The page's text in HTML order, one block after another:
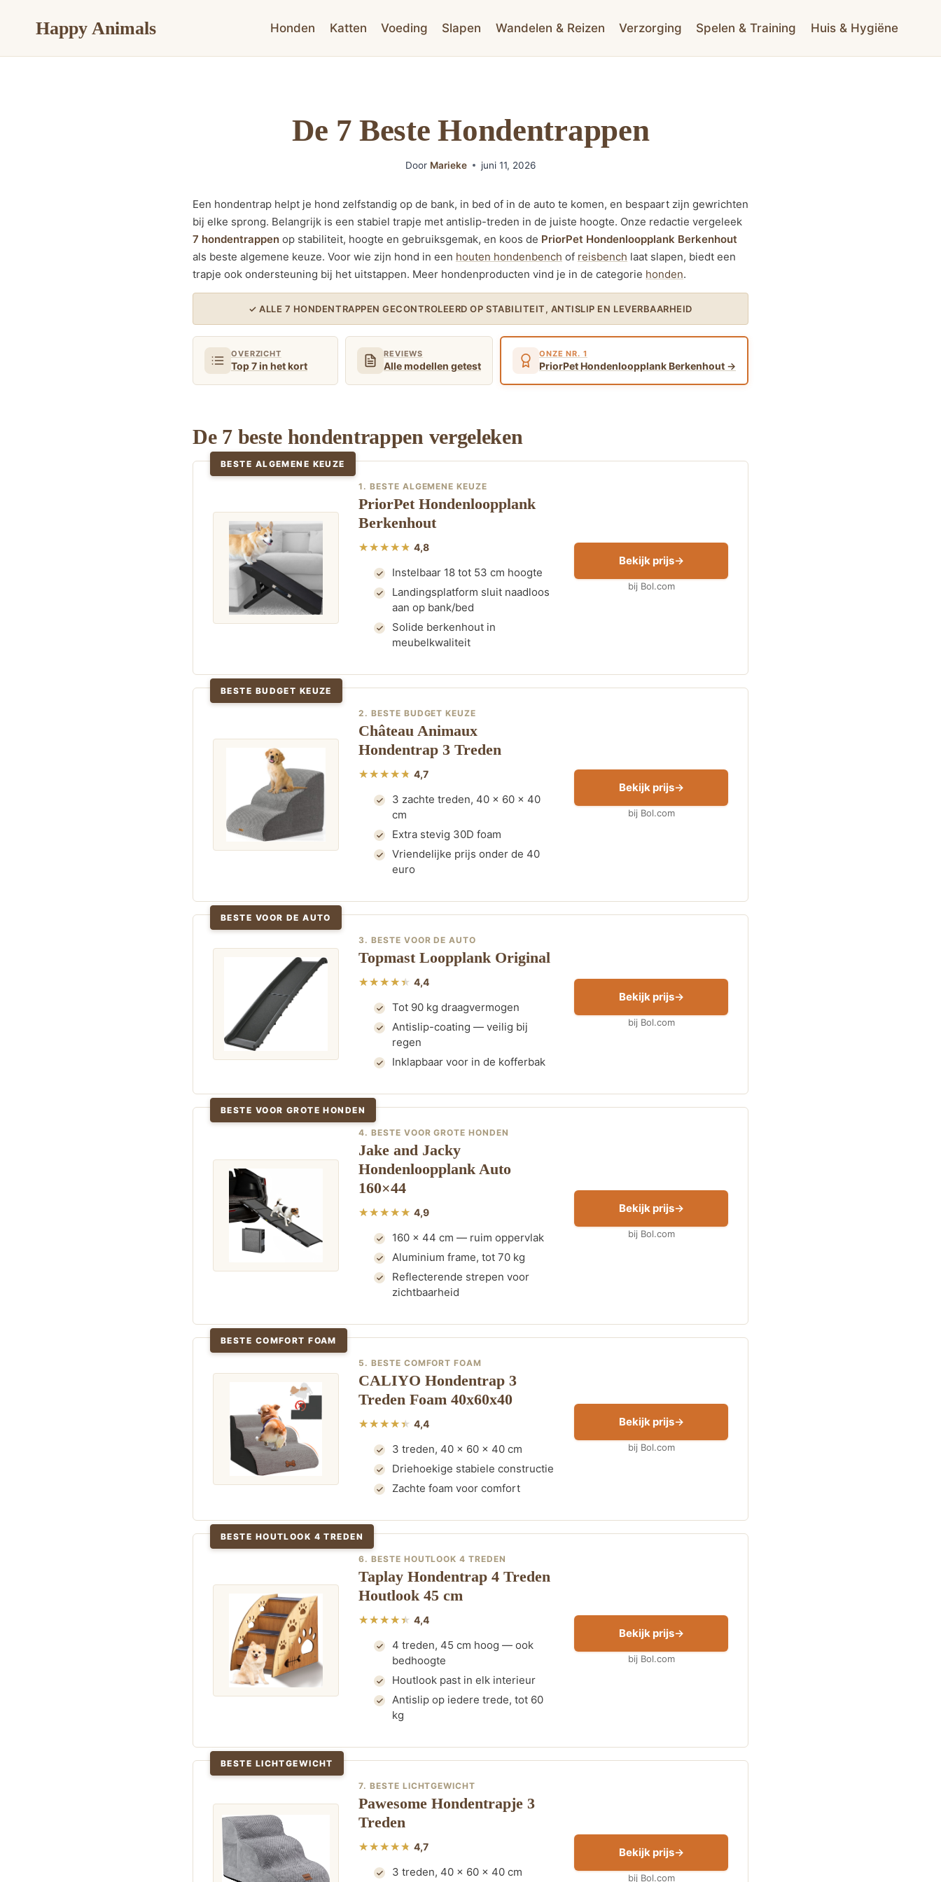
Happy Animals Honden Katten Voeding Slapen Wandelen & Reizen Verzorging Spelen & Training Huis & Hygiëne
De 7 Beste Hondentrappen
Door Marieke juni 11, 2026
Een hondentrap helpt je hond zelfstandig op de bank, in bed of in de auto te komen, en bespaart zijn gewrichten
bij elke sprong. Belangrijk is een stabiel trapje met antislip-treden in de juiste hoogte. Onze redactie vergeleek
7 hondentrappen op stabiliteit, hoogte en gebruiksgemak, en koos de PriorPet Hondenloopplank Berkenhout
als beste algemene keuze. Voor wie zijn hond in een houten hondenbench of reisbench laat slapen, biedt een
trapje ook ondersteuning bij het uitstappen. Meer hondenproducten vind je in de categorie honden.
✓ ALLE 7 HONDENTRAPPEN GECONTROLEERD OP STABILITEIT, ANTISLIP EN LEVERBAARHEID
OVERZICHT
Top 7 in het kort
REVIEWS
Alle modellen getest
ONZE NR. 1
PriorPet Hondenloopplank Berkenhout
De 7 beste hondentrappen vergeleken
BESTE ALGEMENE KEUZE
1. BESTE ALGEMENE KEUZE
PriorPet Hondenloopplank
Berkenhout
4,8
Instelbaar 18 tot 53 cm hoogte
Landingsplatform sluit naadloos
aan op bank/bed
Solide berkenhout in
meubelkwaliteit
Bekijk prijs
bij Bol.com
BESTE BUDGET KEUZE
2. BESTE BUDGET KEUZE
Château Animaux
Hondentrap 3 Treden
4,7
3 zachte treden, 40 x 60 x 40
cm
Extra stevig 30D foam
Vriendelijke prijs onder de 40
euro
Bekijk prijs
bij Bol.com
BESTE VOOR DE AUTO
3. BESTE VOOR DE AUTO
Topmast Loopplank Original
4,4
Tot 90 kg draagvermogen
Antislip-coating — veilig bij
regen
Inklapbaar voor in de kofferbak
Bekijk prijs
bij Bol.com
BESTE VOOR GROTE HONDEN
4. BESTE VOOR GROTE HONDEN
Jake and Jacky
Hondenloopplank Auto
160×44
4,9
160 x 44 cm — ruim oppervlak
Aluminium frame, tot 70 kg
Reflecterende strepen voor
zichtbaarheid
Bekijk prijs
bij Bol.com
BESTE COMFORT FOAM
5. BESTE COMFORT FOAM
CALIYO Hondentrap 3
Treden Foam 40x60x40
4,4
3 treden, 40 x 60 x 40 cm
Driehoekige stabiele constructie
Zachte foam voor comfort
Bekijk prijs
bij Bol.com
BESTE HOUTLOOK 4 TREDEN
6. BESTE HOUTLOOK 4 TREDEN
Taplay Hondentrap 4 Treden
Houtlook 45 cm
4,4
4 treden, 45 cm hoog — ook
bedhoogte
Houtlook past in elk interieur
Antislip op iedere trede, tot 60
kg
Bekijk prijs
bij Bol.com
BESTE LICHTGEWICHT
7. BESTE LICHTGEWICHT
Pawesome Hondentrapje 3
Treden
4,7
3 treden, 40 x 60 x 40 cm
Bekijk prijs
bij Bol.com